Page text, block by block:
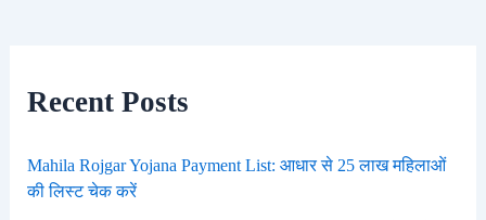
Recent Posts
Mahila Rojgar Yojana Payment List: आधार से 25 लाख महिलाओं
की लिस्ट चेक करें